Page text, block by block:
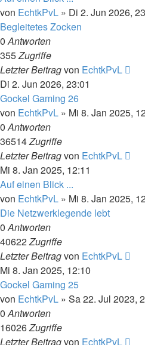
von EchtkPvL » Di 2. Jun 2026,
Begleitetes Zocken
0Antworten
355Zugriffe
Letzter Beitragvon EchtkPvL
Di 2. Jun 2026, 23:01
Gockel Gaming 26
von EchtkPvL » Mi 8. Jan 2025,
0Antworten
36514Zugriffe
Letzter Beitragvon EchtkPvL
Mi 8. Jan 2025, 12:11
Auf einen Blick ...
von EchtkPvL » Mi 8. Jan 2025,
Die Netzwerklegende lebt
0Antworten
40622Zugriffe
Letzter Beitragvon EchtkPvL
Mi 8. Jan 2025, 12:10
Gockel Gaming 25
von EchtkPvL » Sa 22. Jul 2023,
0Antworten
16026Zugriffe
Letzter Beitragvon EchtkPvL